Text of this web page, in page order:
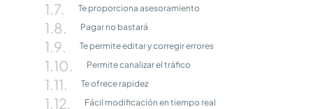
Te proporciona asesoramiento
Pagar no bastará
Te permite editar y corregir errores
Permite canalizar el tráfico
Te ofrece rapidez
Fácil modificación en tiempo real